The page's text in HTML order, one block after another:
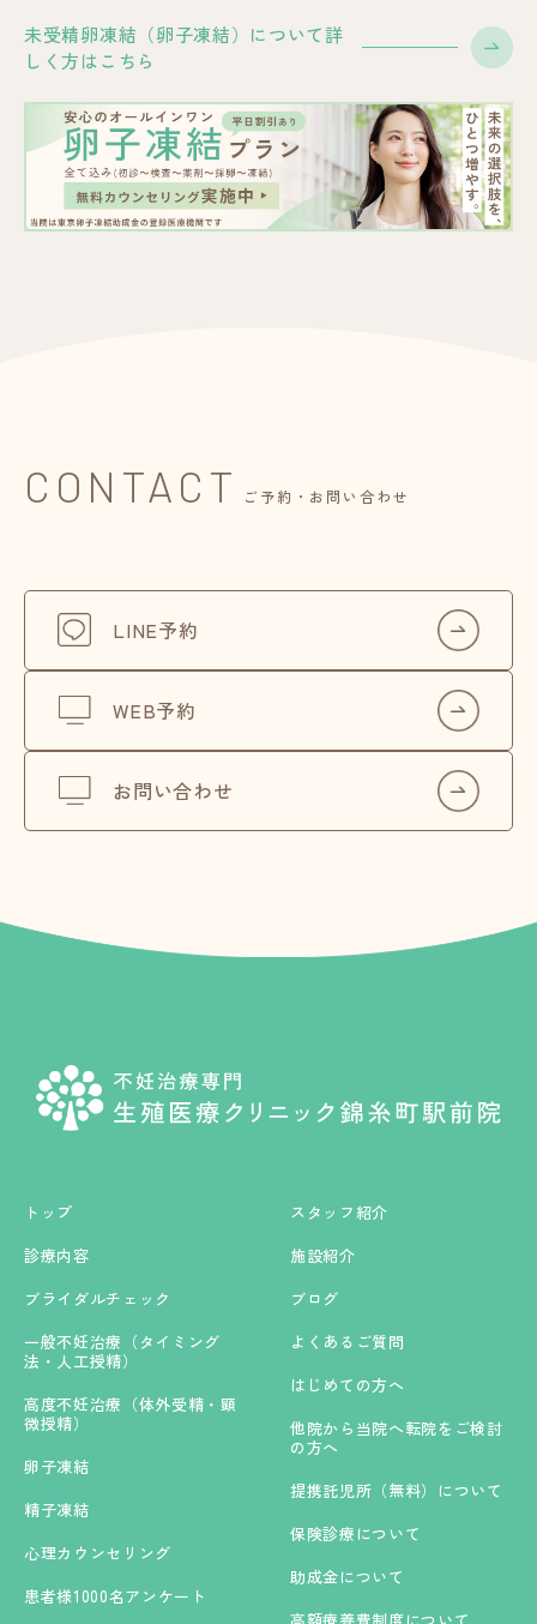
未受精卵凍結（卵子凍結）について詳
しく方はこちら
CONTACT ご予約・お問い合わせ
LINE予約
WEB予約
お問い合わせ
トップ
診療内容
ブライダルチェック
一般不妊治療（タイミング
法・人工授精）
高度不妊治療（体外受精・顕
微授精）
卵子凍結
精子凍結
心理カウンセリング
患者様1000名アンケート
スタッフ紹介
施設紹介
ブログ
よくあるご質問
はじめての方へ
他院から当院へ転院をご検討
の方へ
提携託児所（無料）について
保険診療について
助成金について
高額療養費制度について